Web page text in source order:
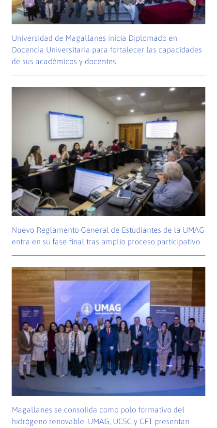
Universidad de Magallanes inicia Diplomado en
Docencia Universitaria para fortalecer las capacidades
de sus académicos y docentes
Nuevo Reglamento General de Estudiantes de la UMAG
entra en su fase final tras amplio proceso participativo
Magallanes se consolida como polo formativo del
hidrógeno renovable: UMAG, UCSC y CFT presentan